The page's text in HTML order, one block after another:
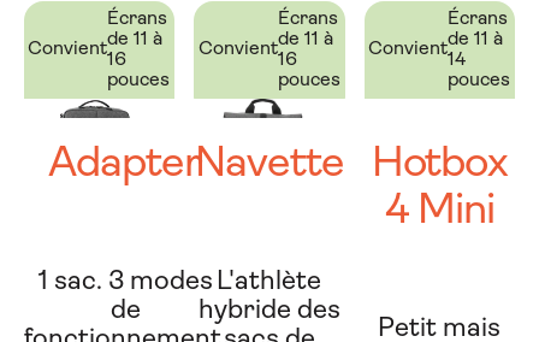
Convient
Écrans
de 11 à
16
pouces
Adapter
1 sac. 3 modes
de
Convient
Écrans
de 11 à
16
pouces
Navette
L'athlète
hybride des
Convient
Écrans
de 11 à
14
pouces
Hotbox
4 Mini
Petit mais